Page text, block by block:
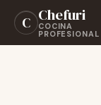
C Chefuri
COCINA
PROFESIONAL